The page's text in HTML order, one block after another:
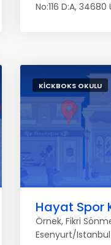
No:116 D:A,
KICKBOKS OKULU
Hayat Spor
Örnek, Fikri
Esenyurt/Istanbul